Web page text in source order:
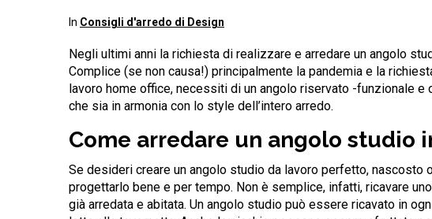
In Consigli d'arredo di Design
Negli ultimi anni la richiesta di realizzare e arredare un angolo
Complice (se non causa!) principalmente la pandemia e la
lavoro home office, necessiti di un angolo riservato -funzionale
che sia in armonia con lo style dell’intero arredo.
Come arredare un angolo studio
Se desideri creare un angolo studio da lavoro perfetto, nascosto
progettarlo bene e per tempo. Non è semplice, infatti, ricavare
già arredata e abitata. Un angolo studio può essere ricavato in